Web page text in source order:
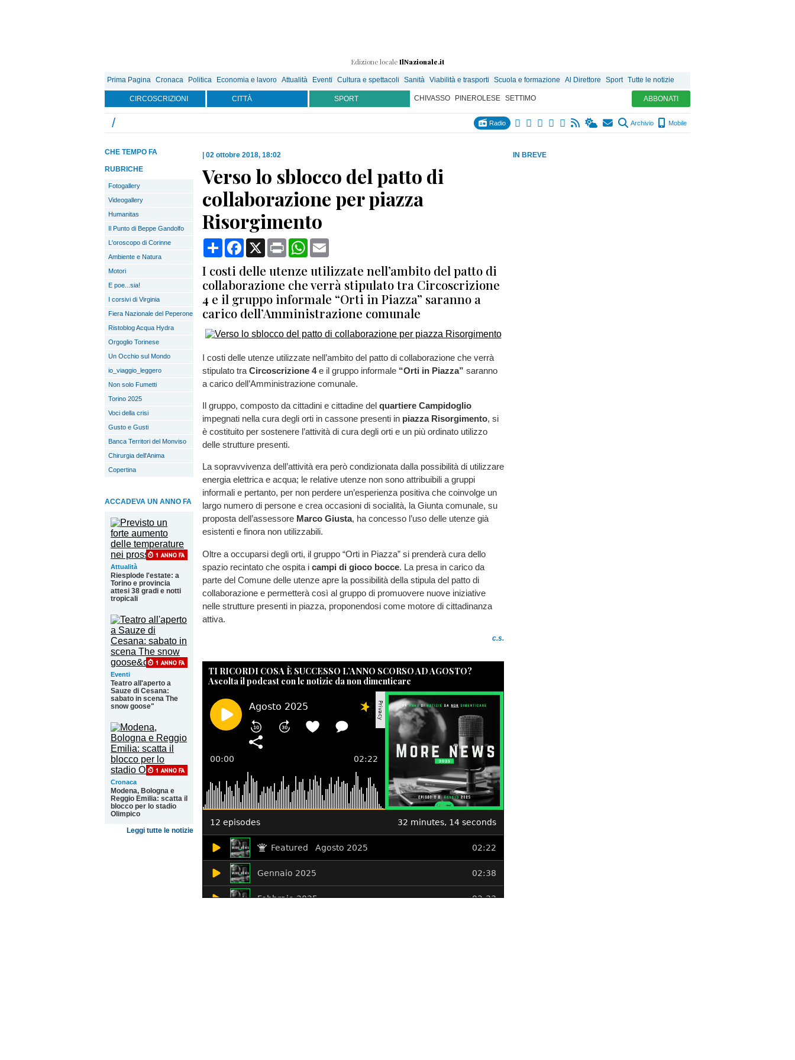
Edizione locale IlNazionale.it
Prima Pagina Cronaca Politica Economia e lavoro Attualità Eventi Cultura e spettacoli Sanità Viabilità e trasporti Scuola e formazione Al Direttore Sport Tutte le notizie
CIRCOSCRIZIONI CITTÀ SPORT CHIVASSO PINEROLESE SETTIMO ABBONATI
/ Radio Archivio Mobile
IN BREVE
CHE TEMPO FA
RUBRICHE
Fotogallery
Videogallery
Humanitas
Il Punto di Beppe Gandolfo
L'oroscopo di Corinne
Ambiente e Natura
Motori
E poe...sia!
I corsivi di Virginia
Fiera Nazionale del Peperone
Ristoblog Acqua Hydra
Orgoglio Torinese
Un Occhio sul Mondo
io_viaggio_leggero
Non solo Fumetti
Torino 2025
Voci della crisi
Gusto e Gusti
Banca Territori del Monviso
Chirurgia dell'Anima
Copertina
ACCADEVA UN ANNO FA
Attualità
Riesplode l'estate: a
Torino e provincia
attesi 38 gradi e notti
tropicali
Eventi
Teatro all'aperto a
Sauze di Cesana:
sabato in scena The
snow goose"
Cronaca
Modena, Bologna e
Reggio Emilia: scatta il
blocco per lo stadio
Olimpico
Leggi tutte le notizie
02 ottobre 2018, 18:02
Verso lo sblocco del patto di
collaborazione per piazza
Risorgimento
CondividiFacebook
X Print WhatsApp
I costi delle utenze utilizzate nell’ambito del patto di
collaborazione che verrà stipulato tra Circoscrizione
4 e il gruppo informale “Orti in Piazza” saranno a
carico dell’Amministrazione comunale
I costi delle utenze utilizzate nell’ambito del patto di collaborazione che verrà
stipulato tra Circoscrizione 4e il gruppo informale “Orti in Piazza” saranno
a carico dell’Amministrazione comunale.
Il gruppo, composto da cittadini e cittadine del quartiere Campidoglio
impegnati nella cura degli orti in cassone presenti in piazza Risorgimento, si
è costituito per sostenere l’attività di cura degli orti e un più ordinato utilizzo
delle strutture presenti.
La sopravvivenza dell’attività era però condizionata dalla possibilità di utilizzare
energia elettrica e acqua; le relative utenze non sono attribuibili a gruppi
informali e pertanto, per non perdere un’esperienza positiva che coinvolge un
largo numero di persone e crea occasioni di socialità, la Giunta comunale, su
proposta dell’assessore Marco Giusta, ha concesso l’uso delle utenze già
esistenti e finora non utilizzabili.
Oltre a occuparsi degli orti, il gruppo “Orti in Piazza” si prenderà cura dello
spazio recintato che ospita i campi di gioco bocce. La presa in carico da
parte del Comune delle utenze apre la possibilità della stipula del patto di
collaborazione e permetterà così al gruppo di promuovere nuove iniziative
nelle strutture presenti in piazza, proponendosi come motore di cittadinanza
attiva.
c.s.
TI RICORDI COSA È SUCCESSO L’ANNO SCORSO AD AGOSTO?
Ascolta il podcast con le notizie da non dimenticare